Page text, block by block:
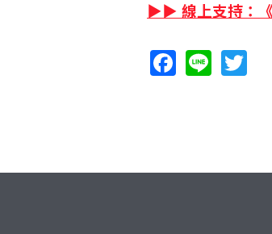
▶▶ 線上支持：《
F
ac
Li
n